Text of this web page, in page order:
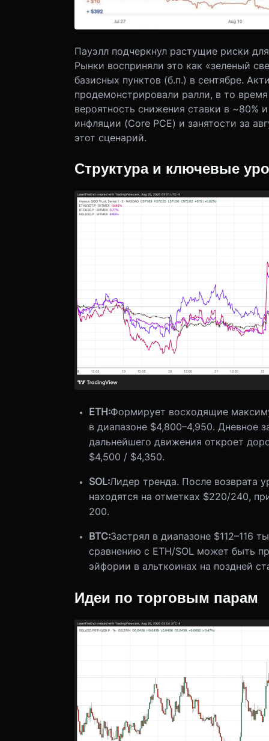
Пауэлл подчеркнул растущие риски
Рынки восприняли это как «зеленый
базисных пунктов (б.п.) в сентябре.
продемонстрировали ралли, в то
вероятность снижения ставки в ~80%
инфляции (Core PCE) и занятости за
этот сценарий.
Структура и ключевые
ETH:Формирует восходящие
в диапазоне $4,800–4,950. Дневное
дальнейшего движения откроет
$4,500 / $4,350.
SOL:Лидер тренда. После возврата
находятся на отметках $220/240,
200.
BTC:Застрял в диапазоне $112–116
сравнению с ETH/SOL может быть
эйфории в альткоинах на поздней
Идеи по торговым парам